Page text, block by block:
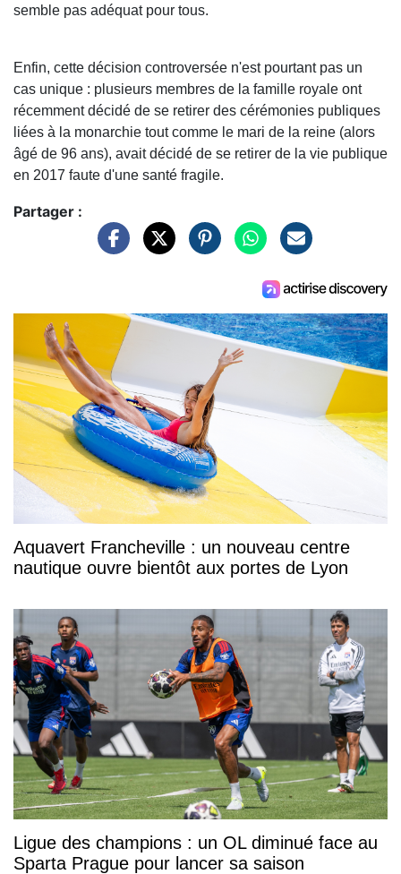
semble pas adéquat pour tous.
Enfin, cette décision controversée n'est pourtant pas un
cas unique : plusieurs membres de la famille royale ont
récemment décidé de se retirer des cérémonies publiques
liées à la monarchie tout comme le mari de la reine (alors
âgé de 96 ans), avait décidé de se retirer de la vie publique
en 2017 faute d'une santé fragile.
Partager :
Aquavert Francheville : un nouveau centre
nautique ouvre bientôt aux portes de Lyon
Ligue des champions : un OL diminué face au
Sparta Prague pour lancer sa saison